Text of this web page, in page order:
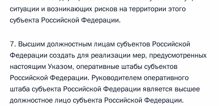
ситуации и возникающих рисков на территории этого
субъекта Российской Федерации.
7. Высшим должностным лицам субъектов Российской
Федерации создать для реализации мер, предусмотренных
настоящим Указом, оперативные штабы субъектов
Российской Федерации. Руководителем оперативного
штаба субъекта Российской Федерации является высшее
должностное лицо субъекта Российской Федерации.